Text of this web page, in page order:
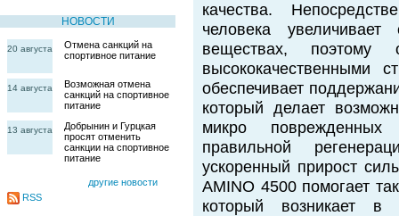
НОВОСТИ
20 августа
Отмена санкций на
спортивное питание
14 августа
Возможная отмена
санкций на спортивное
питание
13 августа
Добрынин и Гурцкая
просят отменить
санкции на спортивное
питание
другие новости
RSS
качества.
человека
веществах,
высококачественными
обеспечивает
который делает
микро
правильной
ускоренный прирост
AMINO 4500 помогает
который возникает в